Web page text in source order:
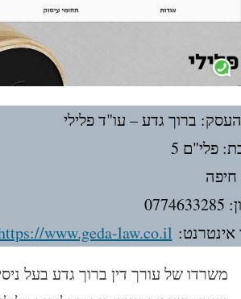
ברוך גדע – עו"ד פלילי
פלי"ם 5
חיפה
www.geda-law.co.il/
משרדו של עורך דין ברוך גדע בעל